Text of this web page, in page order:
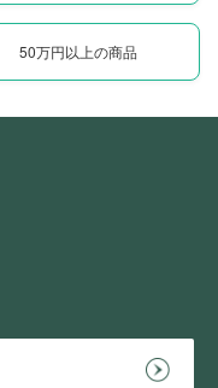
50万円以上の商品